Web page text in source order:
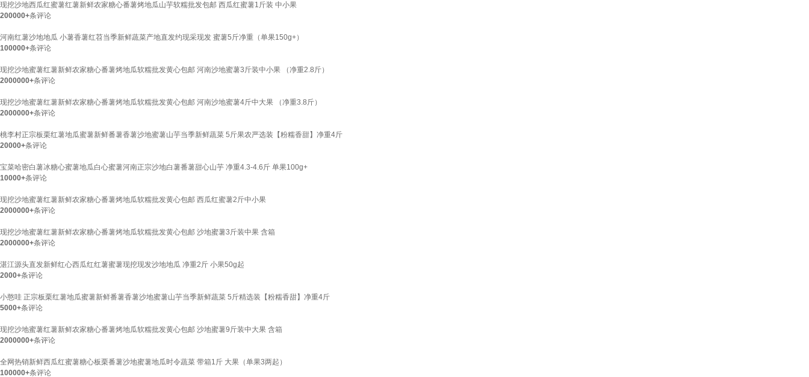
现挖沙地西瓜红蜜薯红薯新鲜农家糖心番薯烤地瓜山芋软糯批发包邮 西瓜红蜜薯1斤装 中小果
200000+条评论
河南红薯沙地地瓜 小薯香薯红苕当季新鲜蔬菜产地直发约现采现发 蜜薯5斤净重（单果150g+）
100000+条评论
现挖沙地蜜薯红薯新鲜农家糖心番薯烤地瓜软糯批发黄心包邮 河南沙地蜜薯3斤装中小果 （净重2.8斤）
2000000+条评论
现挖沙地蜜薯红薯新鲜农家糖心番薯烤地瓜软糯批发黄心包邮 河南沙地蜜薯4斤中大果 （净重3.8斤）
2000000+条评论
桃李村正宗板栗红薯地瓜蜜薯新鲜番薯香薯沙地蜜薯山芋当季新鲜蔬菜 5斤果农严选装【粉糯香甜】净重4斤
20000+条评论
宝菜哈密白薯冰糖心蜜薯地瓜白心蜜薯河南正宗沙地白薯番薯甜心山芋 净重4.3-4.6斤 单果100g+
10000+条评论
现挖沙地蜜薯红薯新鲜农家糖心番薯烤地瓜软糯批发黄心包邮 西瓜红蜜薯2斤中小果
2000000+条评论
现挖沙地蜜薯红薯新鲜农家糖心番薯烤地瓜软糯批发黄心包邮 沙地蜜薯3斤装中果 含箱
2000000+条评论
湛江源头直发新鲜红心西瓜红红薯蜜薯现挖现发沙地地瓜 净重2斤 小果50g起
2000+条评论
小憨哇 正宗板栗红薯地瓜蜜薯新鲜番薯香薯沙地蜜薯山芋当季新鲜蔬菜 5斤精选装【粉糯香甜】净重4斤
5000+条评论
现挖沙地蜜薯红薯新鲜农家糖心番薯烤地瓜软糯批发黄心包邮 沙地蜜薯9斤装中大果 含箱
2000000+条评论
全网热销新鲜西瓜红蜜薯糖心板栗番薯沙地蜜薯地瓜时令蔬菜 带箱1斤 大果（单果3两起）
100000+条评论